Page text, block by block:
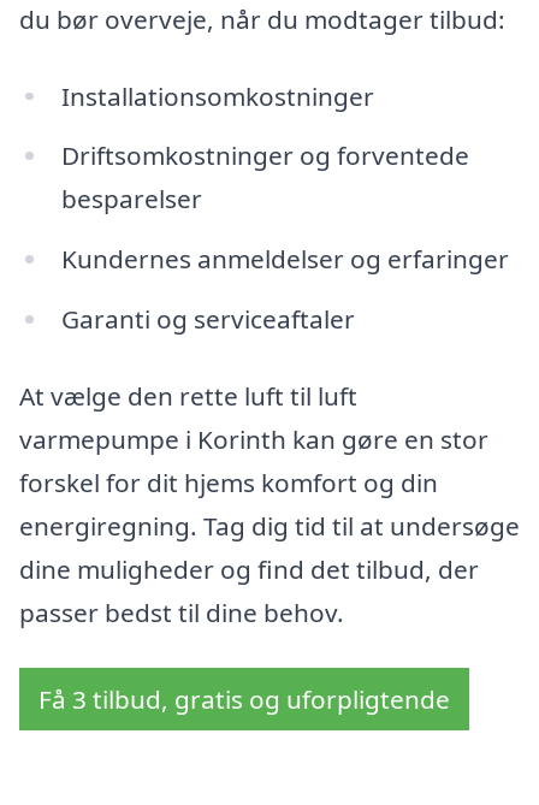
du bør overveje, når du modtager tilbud:
Installationsomkostninger
Driftsomkostninger og forventede
besparelser
Kundernes anmeldelser og erfaringer
Garanti og serviceaftaler
At vælge den rette luft til luft
varmepumpe i Korinth kan gøre en stor
forskel for dit hjems komfort og din
energiregning. Tag dig tid til at undersøge
dine muligheder og find det tilbud, der
passer bedst til dine behov.
Få 3 tilbud, gratis og uforpligtende